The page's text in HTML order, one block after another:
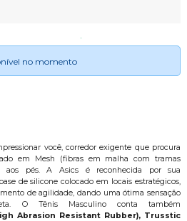
no momento
você, corredor exigente que procura
em Mesh (fibras em malha com tramas
aos pés. A Asics é reconhecida por sua
de silicone colocado em locais estratégicos,
de agilidade, dando uma ótima sensação
O Tênis Masculino conta também
Abrasion Resistant Rubber), Trusstic